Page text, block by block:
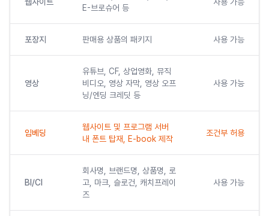
E-브로슈어 등
포장지 판매용 상품의 패키지 사용 가능
영상
유튜브, CF, 상업영화, 뮤직
비디오, 영상 자막, 영상 오프
닝/엔딩 크레딧 등
사용 가능
임베딩
웹사이트 및 프로그램 서버
내 폰트 탑재, E-book 제작
조건부 허용
BI/CI
회사명, 브랜드명, 상품명, 로
고, 마크, 슬로건, 캐치프레이
즈
사용 가능